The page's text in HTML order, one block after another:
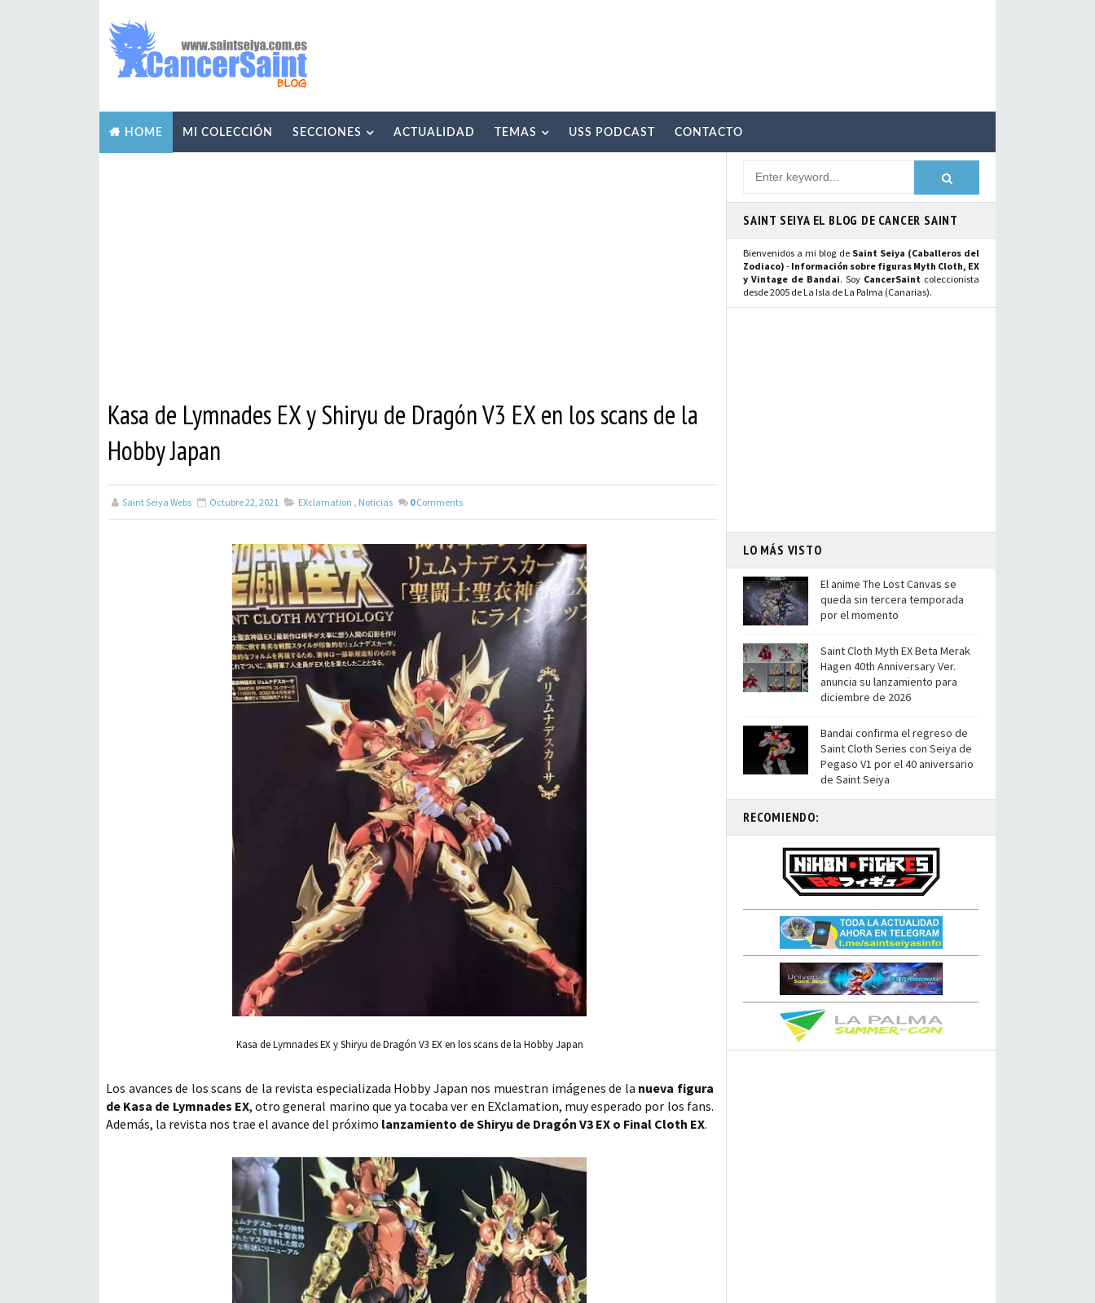
HOME MI COLECCIÓN SECCIONES ACTUALIDAD TEMAS USS PODCAST CONTACTO
Kasa de Lymnades EX y Shiryu de Dragón V3 EX en los scans de la
Hobby Japan
Saint Seiya Webs Octubre 22, 2021 EXclamation , Noticias 0 Comments
Kasa de Lymnades EX y Shiryu de Dragón V3 EX en los scans de la Hobby Japan
Los avances de los scans de la revista especializada Hobby Japan nos muestran imágenes de la nueva figura
de Kasa de Lymnades EX, otro general marino que ya tocaba ver en EXclamation, muy esperado por los fans.
Además, la revista nos trae el avance del próximo lanzamiento de Shiryu de Dragón V3 EX o Final Cloth EX.
SAINT SEIYA EL BLOG DE CANCER SAINT
Bienvenidos a mi blog de Saint Seiya (Caballeros del
Zodiaco) - Información sobre figuras Myth Cloth, EX
y Vintage de Bandai. Soy CancerSaint coleccionista
desde 2005 de La Isla de La Palma (Canarias).
LO MÁS VISTO
El anime The Lost Canvas se
queda sin tercera temporada
por el momento
Saint Cloth Myth EX Beta Merak
Hagen 40th Anniversary Ver.
anuncia su lanzamiento para
diciembre de 2026
Bandai confirma el regreso de
Saint Cloth Series con Seiya de
Pegaso V1 por el 40 aniversario
de Saint Seiya
RECOMIENDO: